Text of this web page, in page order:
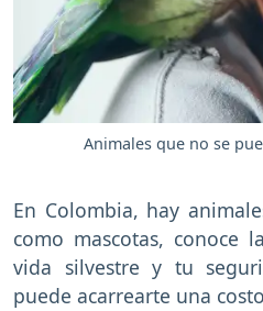
Animales que no se
En Colombia, hay
como mascotas, conoce
vida silvestre y tu
puede acarrearte una